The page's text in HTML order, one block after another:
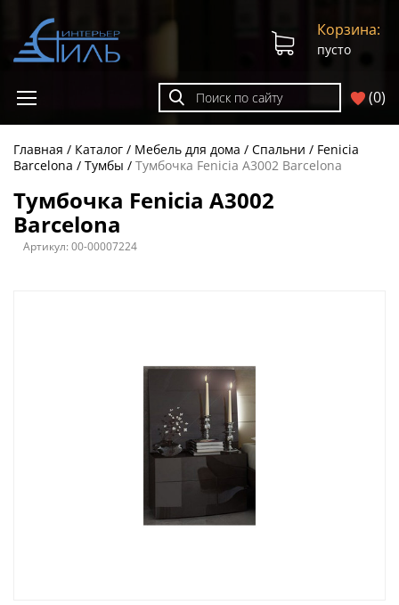
(0)
Корзина:
пусто
Главная Каталог Мебель для дома Спальни
Fenicia
Barcelona
Тумбы Тумбочка Fenicia A3002 Barcelona
Тумбочка Fenicia A3002
Barcelona
Артикул:00-00007224